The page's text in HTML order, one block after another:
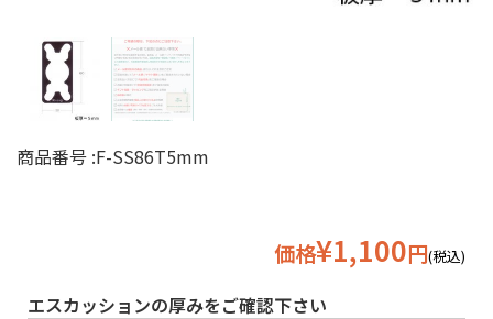
商品番号 :F-SS86T5mm
価格¥1,100円(税込)
エスカッションの厚みをご確認下さい